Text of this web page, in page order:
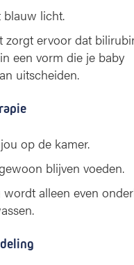
blauw licht.
zorgt ervoor dat
een vorm die je baby
uitscheiden.
op de kamer.
blijven voeden.
alleen even